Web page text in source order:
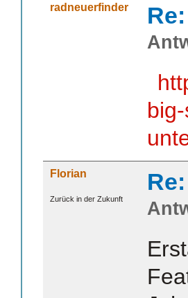
radneuerfinder
Florian
Zurück in der Zukunft